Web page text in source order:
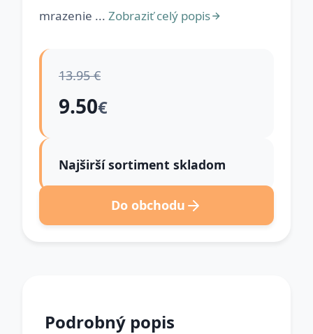
mrazenie ... Zobraziť celý popis
13.95 €
9.50€
Najširší sortiment skladom
Do obchodu
Podrobný popis